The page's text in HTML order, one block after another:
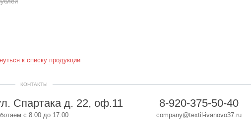
к списку продукции
КОНТАКТЫ
Спартака д. 22, оф.11
с 8:00 до 17:00
8-920-375-50-40
company@textil-ivanovo37.ru